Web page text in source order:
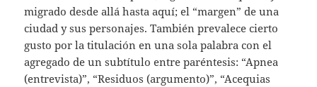
migrado desde allá hasta aquí; el “margen” de una
ciudad y sus personajes. También prevalece cierto
gusto por la titulación en una sola palabra con el
agregado de un subtítulo entre paréntesis: “Apnea
(entrevista)”, “Residuos (argumento)”, “Acequias